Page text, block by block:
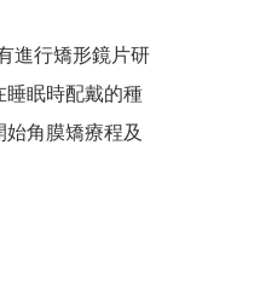
進行矯形鏡片研
眠時配戴的種
角膜矯療程及